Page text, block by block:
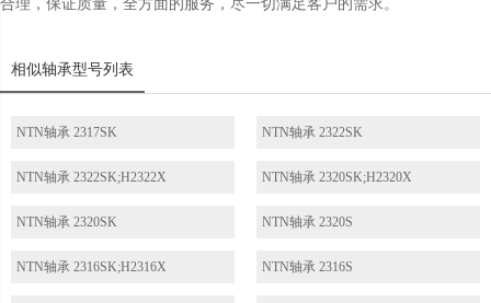
合理，保证质量，全方面的服务，尽一切满足客户的需求。
相似轴承型号列表
NTN轴承 2317SK NTN轴承 2322SK
NTN轴承 2322SK;H2322X NTN轴承 2320SK;H2320X
NTN轴承 2320SK NTN轴承 2320S
NTN轴承 2316SK;H2316X NTN轴承 2316S